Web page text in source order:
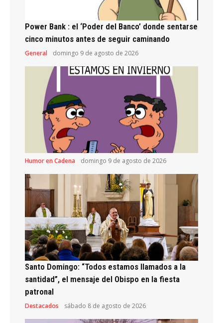
Power Bank : el ‘Poder del Banco’ donde sentarse
cinco minutos antes de seguir caminando
General domingo 9 de agosto de 2026
Humor en Cadena domingo 9 de agosto de 2026
Santo Domingo: “Todos estamos llamados a la
santidad”, el mensaje del Obispo en la fiesta
patronal
Destacados sábado 8 de agosto de 2026